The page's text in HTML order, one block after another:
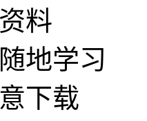
料
地学习
下载